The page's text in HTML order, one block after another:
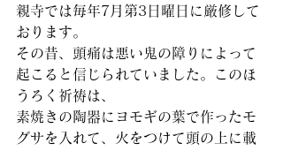
親寺では毎年7月第3日曜日に厳修して
おります。
その昔、頭痛は悪い鬼の障りによって
起こると信じられていました。このほ
うろく祈祷は、
素焼きの陶器にヨモギの葉で作ったモ
グサを入れて、火をつけて頭の上に載